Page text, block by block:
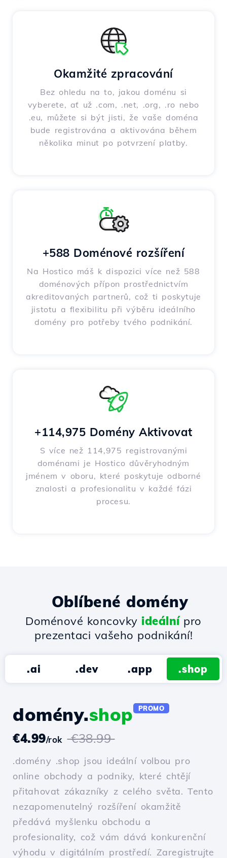
Okamžité zpracování
Bez ohledu na to, jakou doménu si
vyberete, ať už .com, .net, .org, .ro nebo
.eu, můžete si být jisti, že vaše doména
bude registrována a aktivována během
několika minut po potvrzení platby.
+588 Doménové rozšíření
Na Hostico máš k dispozici více než 588
doménových přípon prostřednictvím
akreditovaných partnerů, což ti poskytuje
jistotu a flexibilitu při výběru ideálního
domény pro potřeby tvého podnikání.
+114,975 Domény Aktivovat
S více než 114,975 registrovanými
doménami je Hostico důvěryhodným
jménem v oboru, které poskytuje odborné
znalosti a profesionalitu v každé fázi
procesu.
Oblíbené domény
Doménové koncovky ideálnípro
prezentaci vašeho podnikání!
.ai .dev .app .shop
domény.shop PROMO
€4.99/rok €38.99
.domény .shop jsou ideální volbou pro
online obchody a podniky, které chtějí
přitahovat zákazníky z celého světa. Tento
nezapomenutelný rozšíření okamžitě
předává myšlenku obchodu a
profesionality, což vám dává konkurenční
výhodu v digitálním prostředí. Zaregistrujte